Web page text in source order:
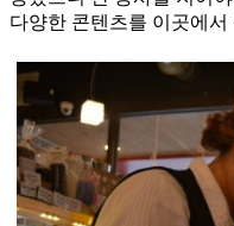
다양한 콘텐츠를 이곳에